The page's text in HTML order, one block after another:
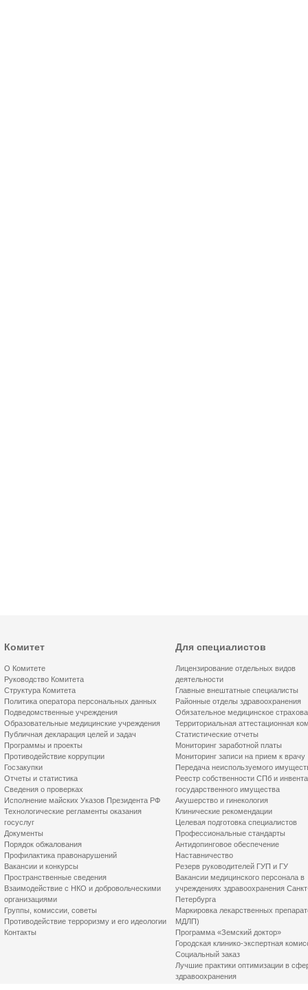
Комитет
О Комитете
Руководство Комитета
Структура Комитета
Политика оператора персональных данных
Подведомственные учреждения
Образовательные медицинские учреждения
Публичная декларация целей и задач
Программы и проекты
Противодействие коррупции
Госзакупки
Отчеты и статистика
Сведения о проверках
Исполнение майских Указов Президента РФ
Технологические регламенты оказания
госуслуг
Документы
Порядок обжалования
Профилактика правонарушений
Вакансии и конкурсы
Пространственные сведения
Взаимодействие с НКО и добровольческими
организациями
Группы, комиссии, советы
Противодействие терроризму и его идеологии
Контакты
Для специалистов
Лицензирование отдельных видов
деятельности
Главные внештатные специалисты
Районные отделы здравоохранения
Обязательное медицинское
Территориальная аттестационная
Статистические отчеты
Мониторинг заработной платы
Мониторинг записи на прием к врачу
Передача неиспользуемого
Реестр собственности СПб и
государственного имущества
Акушерство и гинекология
Клинические рекомендации
Целевая подготовка специалистов
Профессиональные стандарты
Антидопинговое обеспечение
Наставничество
Резерв руководителей ГУП и ГУ
Вакансии медицинского персонала в
учреждениях здравоохранения
Петербурга
Маркировка лекарственных
МДЛП)
Программа «Земский доктор»
Городская клинико-экспертная
Социальный заказ
Лучшие практики оптимизации в
здравоохранения